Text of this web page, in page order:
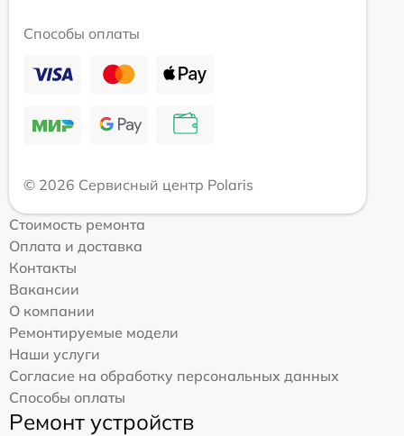
Способы оплаты
© 2026 Сервисный центр Polaris
Стоимость ремонта
Оплата и доставка
Контакты
Вакансии
О компании
Ремонтируемые модели
Наши услуги
Согласие на обработку персональных данных
Способы оплаты
Ремонт устройств